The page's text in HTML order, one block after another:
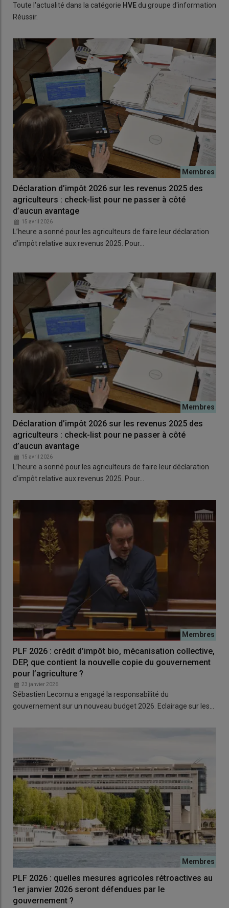
Toute l'actualité dans la catégorie HVE du groupe d'information
Réussir.
Déclaration d’impôt 2026 sur les revenus 2025 des
agriculteurs : check-list pour ne passer à côté
d’aucun avantage
15 avril 2026
L’heure a sonné pour les agriculteurs de faire leur déclaration
d’impôt relative aux revenus 2025. Pour…
Déclaration d’impôt 2026 sur les revenus 2025 des
agriculteurs : check-list pour ne passer à côté
d’aucun avantage
15 avril 2026
L’heure a sonné pour les agriculteurs de faire leur déclaration
d’impôt relative aux revenus 2025. Pour…
PLF 2026 : crédit d’impôt bio, mécanisation collective,
DEP, que contient la nouvelle copie du gouvernement
pour l’agriculture ?
23 janvier 2026
Sébastien Lecornu a engagé la responsabilité du
gouvernement sur un nouveau budget 2026. Eclairage sur les…
PLF 2026 : quelles mesures agricoles rétroactives au
1er janvier 2026 seront défendues par le
gouvernement ?